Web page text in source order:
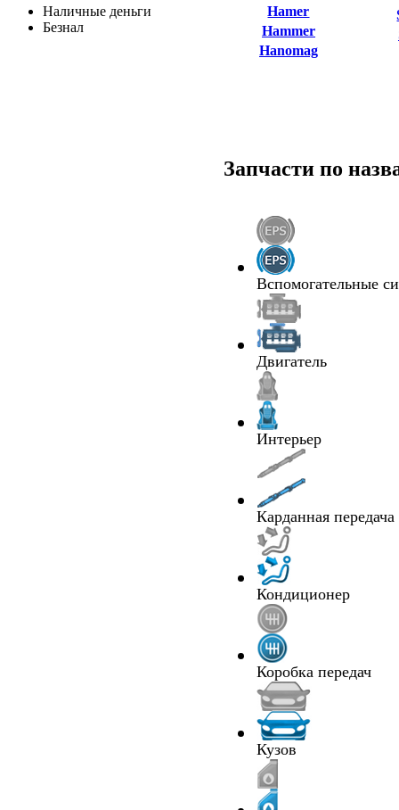
Наличные деньги
Безнал
Hamer
Hammer
Hanomag
Запчасти по
Вспомогательные
Двигатель
Интерьер
Карданная передача
Кондиционер
Коробка передач
Кузов